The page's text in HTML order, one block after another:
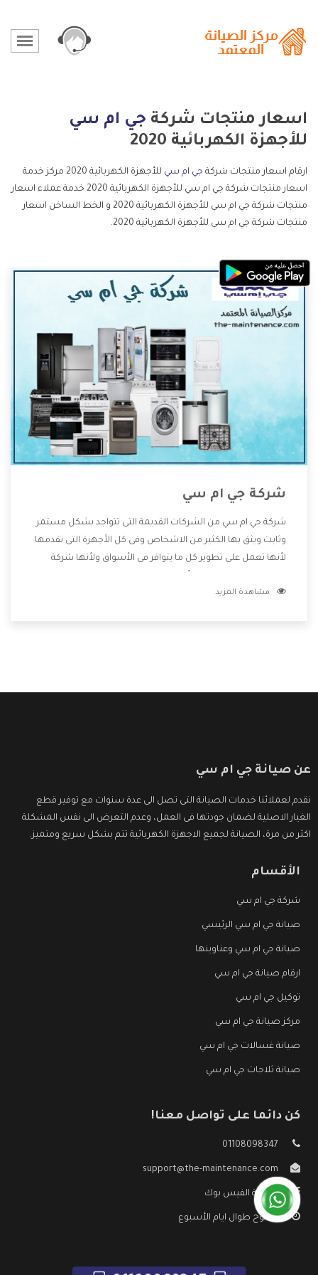
اسعار منتجات شركة جي ام سي
للأجهزة الكهربائية 2020
ارقام اسعار منتجات شركة جي ام سي
للأجهزة الكهربائية 2020 مركز خدمة
اسعار منتجات شركة جي ام سي للأجهزة الكهربائية 2020 خدمة عملاء اسعار
منتجات شركة جي ام سي للأجهزة الكهربائية 2020 و الخط الساخن اسعار
منتجات شركة جي ام سي للأجهزة الكهربائية 2020.
شركة جي ام سي
شركة جي ام سي من الشركات القديمة التى تتواجد بشكل مستمر
وثابت ويثق بها الكثير من الاشخاص وفى كل الأجهزة التى تقدمها
لأنها تعمل على تطوير كل ما يتوافر فى الأسواق ولأنها شركة
وتقدم للعملاء أقوى العروض والخصومات التى تسهل على
مشاهدة المزيد
عن صيانة جي ام سي
نقدم لعملائنا خدمات الصيانة التى تصل الى عدة سنوات مع توفير قطع
الغيار الاصلية لضمان جودتها فى العمل، وعدم التعرض الى نفس المشكلة
اكثر من مرة، الصيانة لجميع الاجهزة الكهربائية تتم بشكل سريع ومتميز.
الأقسام
شركة جي ام سي
صيانة جي ام سي الرئيسي
صيانة جي ام سي وعناوينها
ارقام صيانة جي ام سي
توكيل جي ام سي
مركز صيانة جي ام سي
صيانة غسالات جي ام سي
صيانة ثلاجات جي ام سي
كن دائما على تواصل معنا!
01108098347
support@the-maintenance.com
صفحة الفيس بوك
مفتوح طوال ايام الأسبوع